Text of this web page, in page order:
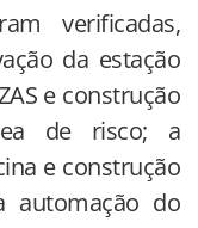
verificadas,
da estação
e construção
de risco; a
e construção
automação do